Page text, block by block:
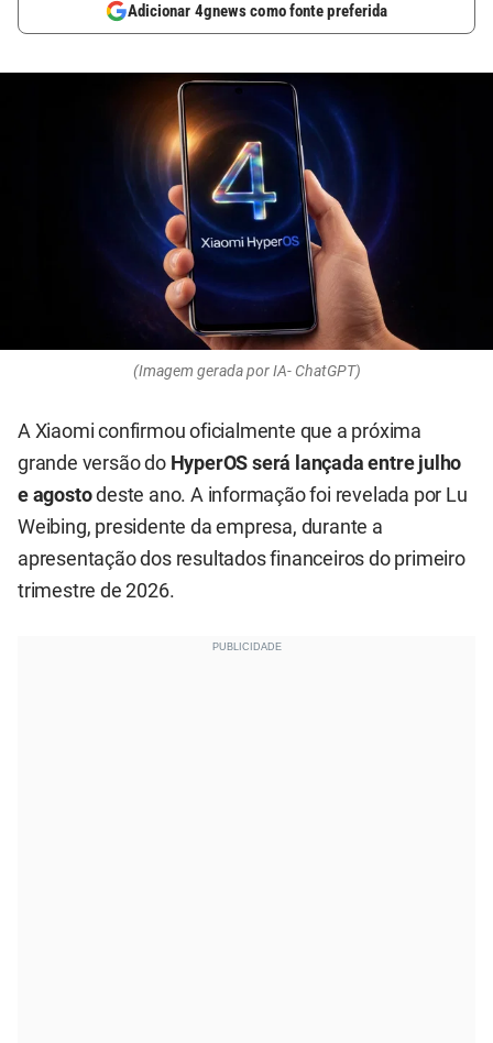
Adicionar 4gnews como fonte preferida
(Imagem gerada por IA- ChatGPT)
A Xiaomi confirmou oficialmente que a próxima
grande versão do HyperOS será lançada entre julho
e agostodeste ano. A informação foi revelada por Lu
Weibing, presidente da empresa, durante a
apresentação dos resultados financeiros do primeiro
trimestre de 2026.